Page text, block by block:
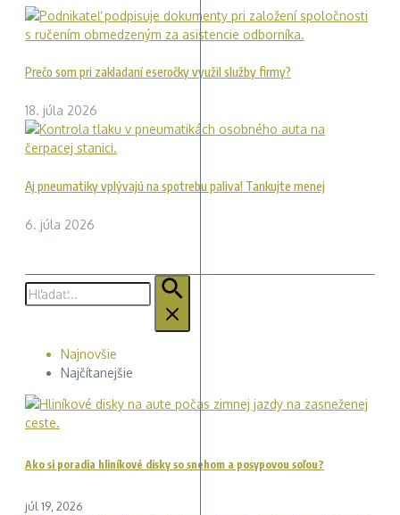
Prečo som pri zakladaní eseročky využil služby firmy?
18. júla 2026
Aj pneumatiky vplývajú na spotrebu paliva! Tankujte menej
6. júla 2026
Hľadať:
Najnovšie
Najčítanejšie
Ako si poradia hliníkové disky so snehom a posypovou soľou?
júl 19, 2026